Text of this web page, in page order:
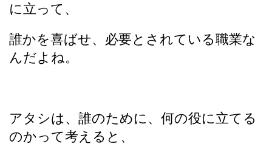
に立って、
誰かを喜ばせ、必要とされている職業な
んだよね。
アタシは、誰のために、何の役に立てる
のかって考えると、